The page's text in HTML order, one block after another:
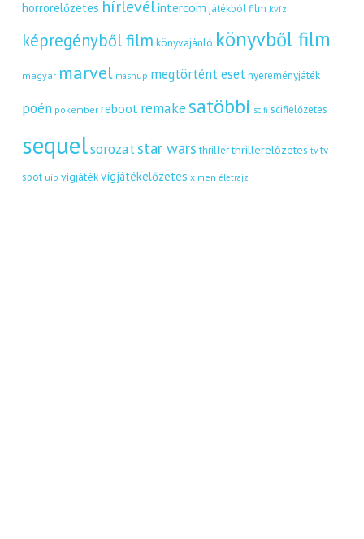
horrorelőzetes hírlevélintercom játékból film kvíz
képregényből film könyvajánló könyvből film
magyar marvel mashup megtörtént eset nyereményjáték
poén pókember reboot remakesatöbbi scifi scifielőzetes
sequelsorozatstar wars thriller thrillerelőzetes tv tv
spot uip vígjátékvígjátékelőzetes x men életrajz